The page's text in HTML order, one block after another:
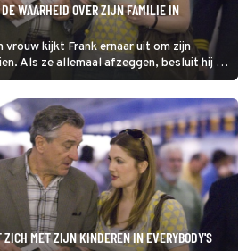
WAARHEID OVER ZIJN FAMILIE IN
vrouw kijkt Frank ernaar uit om zijn
Als ze allemaal afzeggen, besluit hij ze
roadtrip leert hij in Everybody's Fine veel
ZICH MET ZIJN KINDEREN IN EVERYBODY'S